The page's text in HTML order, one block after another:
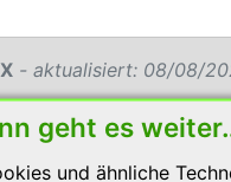
- aktualisiert: 08/08/
geht es
und ähnliche